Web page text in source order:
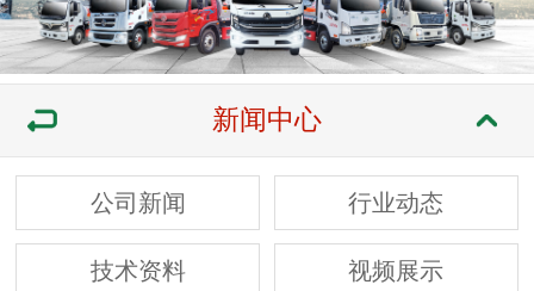
新闻中心
公司新闻 行业动态
技术资料 视频展示